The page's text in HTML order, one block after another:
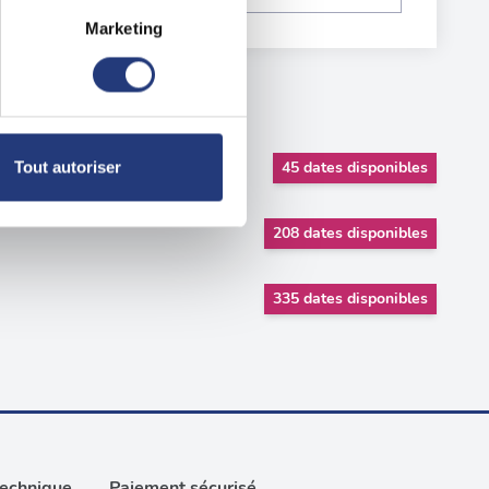
mètres près
(empreintes
Marketing
Tout autoriser 45 dates disponibles
208 dates disponibles
335 dates disponibles